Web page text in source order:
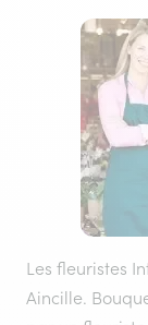
Les fleuristes
Aincille.